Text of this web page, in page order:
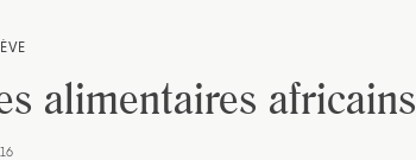
alimentaires africains